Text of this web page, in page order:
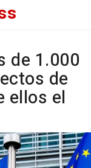
de 1.000
de
ellos el